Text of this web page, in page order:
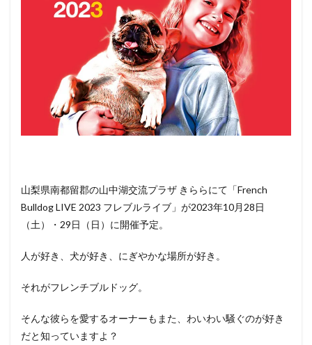
山梨県南都留郡の山中湖交流プラザ きららにて「French
Bulldog LIVE 2023 フレブルライブ」が2023年10月28日
（土）・29日（日）に開催予定。
人が好き、犬が好き、にぎやかな場所が好き。
それがフレンチブルドッグ。
そんな彼らを愛するオーナーもまた、わいわい騒ぐのが好き
だと知っていますよ？